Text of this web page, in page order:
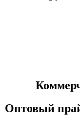
Оптовый